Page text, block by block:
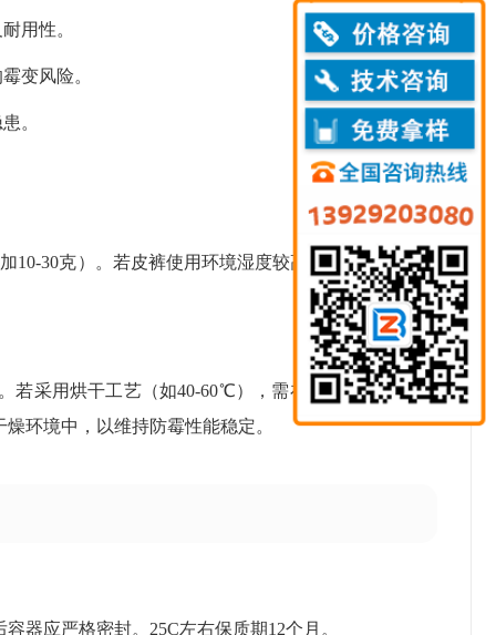
用性。
变风险。
。
10-30克）。若皮裤使用环境湿度较高或位于沿海潮
若采用烘干工艺（如40-60℃），需在保养后保持环
环境中，以维持防霉性能稳定。
器应严格密封。25C左右保质期12个月。